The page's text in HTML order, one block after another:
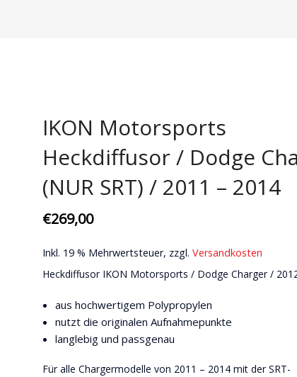
Querlenker
Stabilisatoren
Stoßdämpfer
Zündkerzen
IKON Motorsports
Heckdiffusor / Dodge
(NUR SRT) / 2011 – 2014
€269,00
Inkl. 19 % Mehrwertsteuer, zzgl.Versandkosten
Heckdiffusor IKON Motorsports / Dodge Charger /
aus hochwertigem Polypropylen
nutzt die originalen Aufnahmepunkte
langlebig und passgenau
Für alle Chargermodelle von 2011 – 2014 mit der SRT-